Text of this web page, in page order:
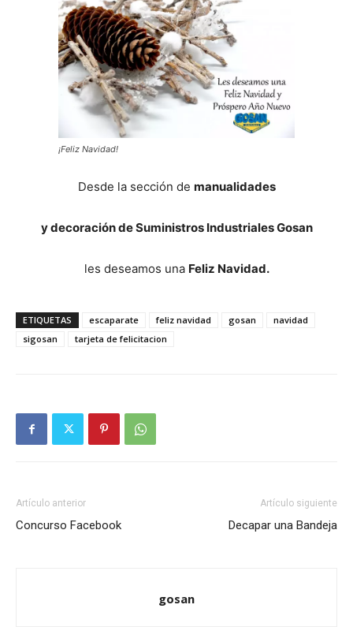
¡Feliz Navidad!
Desde la sección de manualidades
y decoración de Suministros Industriales Gosan
les deseamos una Feliz Navidad.
ETIQUETAS escaparate feliz navidad gosan
navidad
sigosan
tarjeta de felicitacion
Artículo anterior
Concurso Facebook
Artículo siguiente
Decapar una Bandeja
gosan